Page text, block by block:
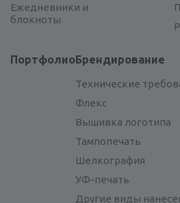
Ежедневники и
блокноты
ПортфолиоБрендирование
Технические
Флекс
Вышивка логотипа
Тампопечать
Шелкография
УФ-печать
Другие виды